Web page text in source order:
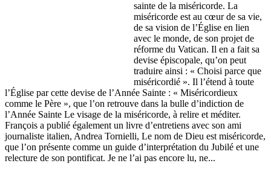
sainte de la miséricorde. La
miséricorde est au cœur de sa vie,
de sa vision de l’Église en lien
avec le monde, de son projet de
réforme du Vatican. Il en a fait sa
devise épiscopale, qu’on peut
traduire ainsi : « Choisi parce que
miséricordié ». Il l’étend à toute
l’Église par cette devise de l’Année Sainte : « Miséricordieux
comme le Père », que l’on retrouve dans la bulle d’indiction de
l’Année Sainte Le visage de la miséricorde, à relire et méditer.
François a publié également un livre d’entretiens avec son ami
journaliste italien, Andrea Tornielli, Le nom de Dieu est miséricorde,
que l’on présente comme un guide d’interprétation du Jubilé et une
relecture de son pontificat. Je ne l’ai pas encore lu, ne...